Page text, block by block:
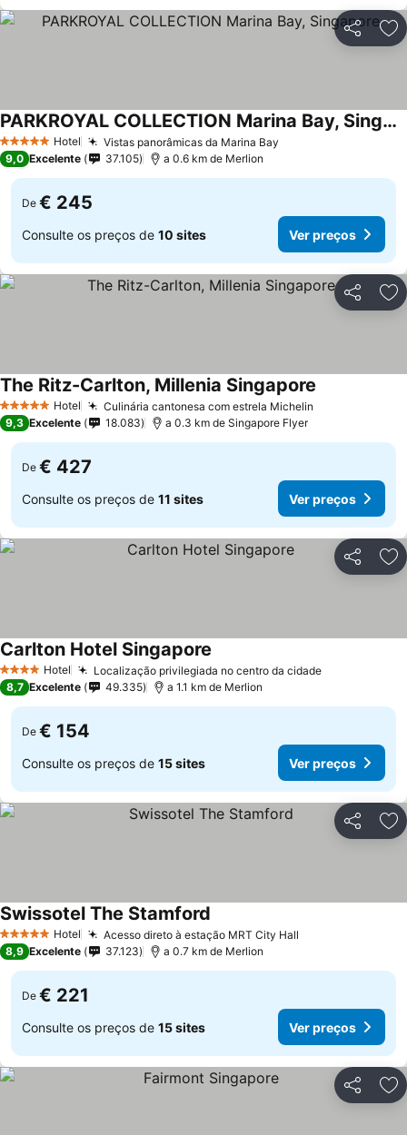
Partilhar
5 Estrelas Hotel Vistas panorâmicas da Marina Bay
PARKROYAL COLLECTION Marina Bay, Singapore
9,0 Excelente 37.105 a 0.6 km de Merlion
De € 245
Consulte os preços de 10 sites Ver preços
Partilhar
5 Estrelas Hotel Culinária cantonesa com estrela Michelin
The Ritz-Carlton, Millenia Singapore
9,3 Excelente 18.083 a 0.3 km de Singapore Flyer
De € 427
Consulte os preços de 11 sites Ver preços
Partilhar
4 EstrelasHotel Localização privilegiada no centro da cidade
Carlton Hotel Singapore
8,7 Excelente 49.335 a 1.1 km de Merlion
De € 154
Consulte os preços de 15 sites Ver preços
Partilhar
5 Estrelas Hotel Acesso direto à estação MRT City Hall
Swissotel The Stamford
8,9 Excelente 37.123 a 0.7 km de Merlion
De € 221
Consulte os preços de 15 sites Ver preços
Partilhar